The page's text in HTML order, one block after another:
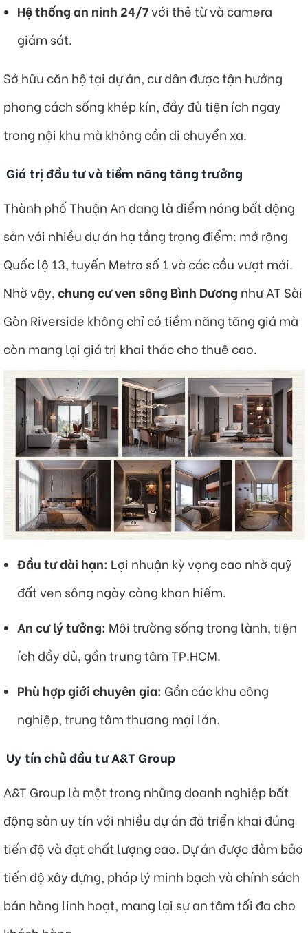
Hệ thống an ninh 24/7với thẻ từ và camera
giám sát.
Sở hữu căn hộ tại dự án, cư dân được tận hưởng
phong cách sống khép kín, đầy đủ tiện ích ngay
trong nội khu mà không cần di chuyển xa.
Giá trị đầu tư và tiềm năng tăng trưởng
Thành phố Thuận An đang là điểm nóng bất động
sản với nhiều dự án hạ tầng trọng điểm: mở rộng
Quốc lộ 13, tuyến Metro số 1 và các cầu vượt mới.
Nhờ vậy,chung cư ven sông Bình Dương như AT Sài
Gòn Riverside không chỉ có tiềm năng tăng giá mà
còn mang lại giá trị khai thác cho thuê cao.
Đầu tư dài hạn: Lợi nhuận kỳ vọng cao nhờ quỹ
đất ven sông ngày càng khan hiếm.
An cư lý tưởng: Môi trường sống trong lành, tiện
ích đầy đủ, gần trung tâm TP.HCM.
Phù hợp giới chuyên gia: Gần các khu công
nghiệp, trung tâm thương mại lớn.
Uy tín chủ đầu tư A&T Group
A&T Group là một trong những doanh nghiệp bất
động sản uy tín với nhiều dự án đã triển khai đúng
tiến độ và đạt chất lượng cao. Dự án được đảm bảo
tiến độ xây dựng, pháp lý minh bạch và chính sách
bán hàng linh hoạt, mang lại sự an tâm tối đa cho